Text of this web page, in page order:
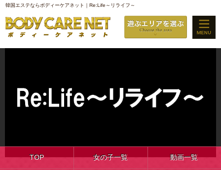
韓国エステならボディーケアネット｜Re:Life～リライフ～
TOP 女の子一覧 動画一覧